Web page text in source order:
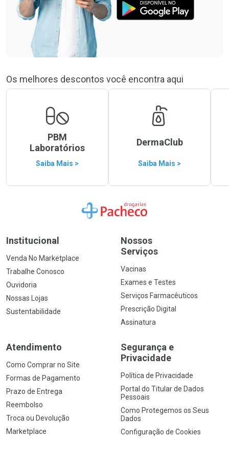
Os melhores descontos você encontra aqui
PBM
Laboratórios
Saiba Mais >
DermaClub
Saiba Mais >
Ir para a Home
Institucional
Venda No Marketplace
Trabalhe Conosco
Ouvidoria
Nossas Lojas
Sustentabilidade
Nossos
Serviços
Vacinas
Exames e Testes
Serviços Farmacêuticos
Prescrição Digital
Assinatura
Atendimento
Como Comprar no Site
Formas de Pagamento
Prazo de Entrega
Reembolso
Troca ou Devolução
Marketplace
Segurança e
Privacidade
Política de Privacidade
Portal do Titular de Dados
Pessoais
Como Protegemos os Seus
Dados
Configuração de Cookies